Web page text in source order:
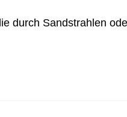
durch Sandstrahlen